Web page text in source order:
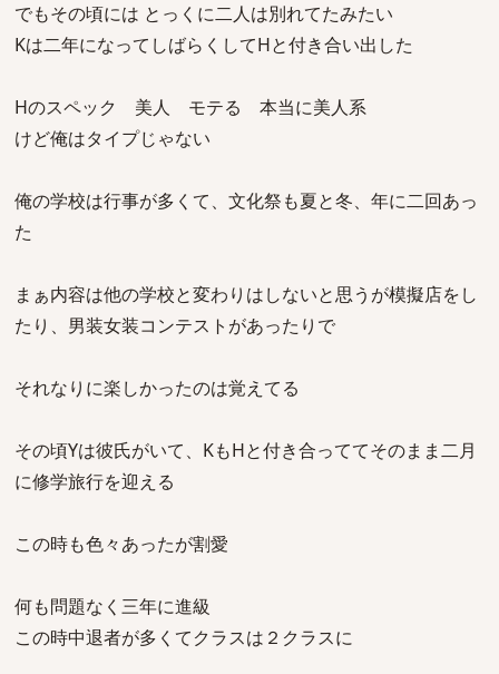
でもその頃には とっくに二人は別れてたみたい
Kは二年になってしばらくしてHと付き合い出した
Hのスペック 美人 モテる 本当に美人系
けど俺はタイプじゃない
俺の学校は行事が多くて、文化祭も夏と冬、年に二回あっ
た
まぁ内容は他の学校と変わりはしないと思うが模擬店をし
たり、男装女装コンテストがあったりで
それなりに楽しかったのは覚えてる
その頃Yは彼氏がいて、KもHと付き合っててそのまま二月
に修学旅行を迎える
この時も色々あったが割愛
何も問題なく三年に進級
この時中退者が多くてクラスは２クラスに